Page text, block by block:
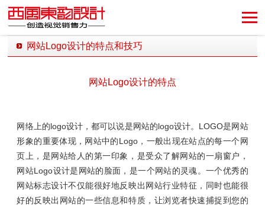
网站Logo设计的特点和技巧
网站Logo设计的特点
网络上的logo设计，都可以说是网站的logo设计。LOGO是网站
形象的重要体现，网站中的Logo，一般出现在站点的每一个网
页上，是网站给人的第一印象，是受众了解网站的一扇窗户，
网站Logo设计是网站的脸面，是一个网站的灵魂。一个优秀的
网站标志设计不仅能很好地反映出网站行业特征，同时也能很
好的反映出网站的一些信息和特质，让浏览者快速捕捉到您的